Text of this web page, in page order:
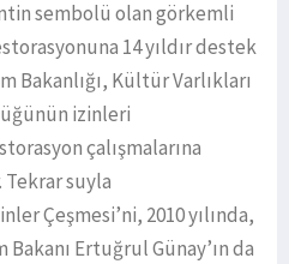
sembolü olan görkemli
14 yıldır destek
Bakanlığı, Kültür Varlıkları
izinleri
çalışmalarına
suyla
Çeşmesi’ni, 2010 yılında,
Ertuğrul Günay’ın da